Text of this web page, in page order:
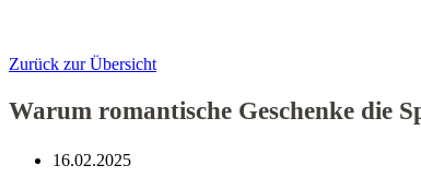
Zurück zur Übersicht
Warum romantische Geschenke die
16.02.2025